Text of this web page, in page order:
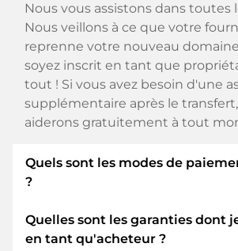
Nous vous assistons dans toutes
Nous veillons à ce que votre
reprenne votre nouveau
soyez inscrit en tant que
tout ! Si vous avez besoin d'une
supplémentaire après le
aiderons gratuitement à tout
Quels sont les modes de
?
Nous utilisons SEPA comme
et utilisons STRIPE comme
Quelles sont les garanties dont
en tant qu'acheteur ?